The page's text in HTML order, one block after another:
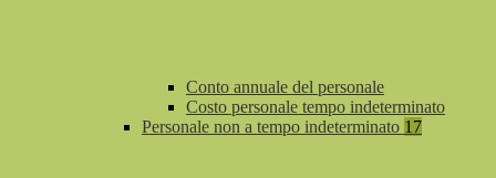
Conto annuale del personale
Costo personale tempo indeterminato
Personale non a tempo indeterminato 17